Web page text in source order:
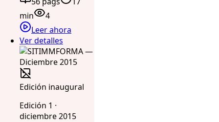
min
4
Leer ahora
Ver detalles
Edición inaugural
Edición 1 ·
diciembre 2015